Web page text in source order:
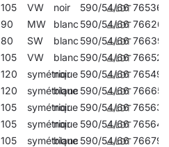
105 VW noir 590/54/66 765360
90 MW blanc 590/54/66 766268
80 SW blanc 590/54/66 766398
105 VW blanc 590/54/66 766527
120 symétrique
noir 590/54/66 765490
120 symétrique
blanc 590/54/66 766657
105 symétrique
noir 590/54/66 765636
105 symétrique
noir 590/54/66 765643
105 symétrique
blanc 590/54/66 766794